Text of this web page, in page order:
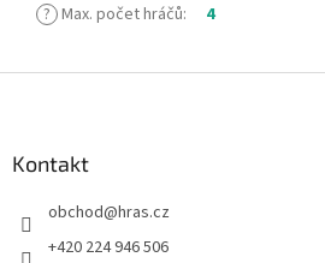
? Max. počet hráčů: 4
Kontakt
obchod@hras.cz
+420 224 946 506